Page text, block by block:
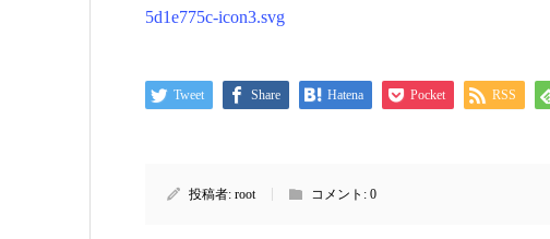
5d1e775c-icon3.svg
Tweet Share Hatena Pocket RSS
投稿者: root コメント: 0